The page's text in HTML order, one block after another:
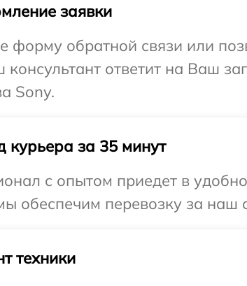
заявки
форму обратной связи или
консультант ответит на Ваш
Sony.
курьера за 35 минут
с опытом приедет в
обеспечим перевозку за наш
техники